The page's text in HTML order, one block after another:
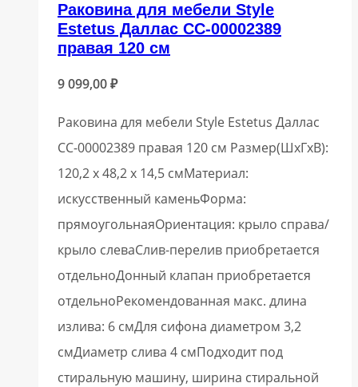
Раковина для мебели Style
Estetus Даллас СС-00002389
правая 120 см
9 099,00₽
Раковина для мебели Style Estetus Даллас
СС-00002389 правая 120 см Размер(ШхГхВ):
120,2 х 48,2 х 14,5 смМатериал:
искусственный каменьФорма:
прямоугольнаяОриентация: крыло справа/
крыло слеваСлив-перелив приобретается
отдельноДонный клапан приобретается
отдельноРекомендованная макс. длина
излива: 6 смДля сифона диаметром 3,2
смДиаметр слива 4 смПодходит под
стиральную машину, ширина стиральной